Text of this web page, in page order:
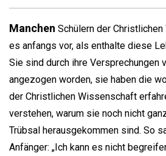
Manchen Schülern der
es anfangs vor, als enthalte diese
Sie sind durch ihre Versprechungen
angezogen worden, sie haben die
der Christlichen Wissenschaft
verstehen, warum sie noch nicht
Trübsal herausgekommen sind. So
Anfänger: „Ich kann es nicht